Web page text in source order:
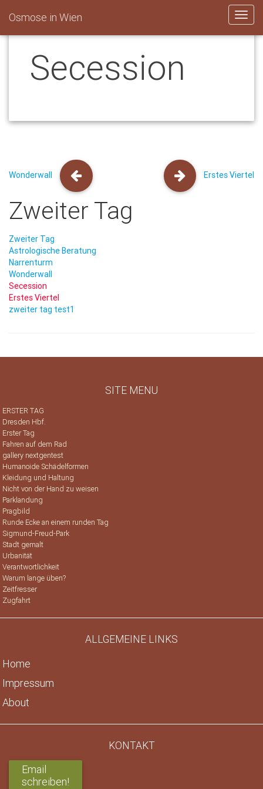
Osmose in Wien
Secession
Wonderwall Erstes Viertel
Zweiter Tag
Zweiter Tag
Astrologische Beratung
Narrenturm
Wonderwall
Secession
Erstes Viertel
zweiter tag test1
SITE MENU
ERSTER TAG
Dresden Hbf.
Erster Tag
Fahren auf dem Rad
gallery nextgentest
Humanoide Schädelformen
Kleidung und Haltung
Nicht von der Hand zu weisen
Parklandung
Pragbild
Runde Ecke an einem runden Tag
Sigmund-Freud-Park
Stadt gemalt
Urbanität
Verantwortlichkeit
Warum lange üben?
Zeitfresser
Zugfahrt
ALLGEMEINE LINKS
Home
Impressum
About
KONTAKT
Email
schreiben!